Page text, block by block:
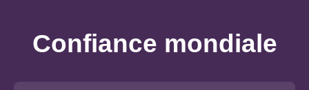
Confiance mondiale